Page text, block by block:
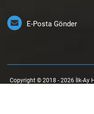
E-Posta Gönder
Copyright © 2018 - 2026 İlk-Ay